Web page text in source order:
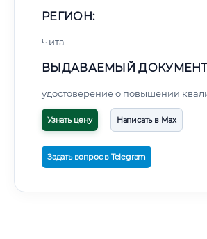
РЕГИОН:
Чита
ВЫДАВАЕМЫЙ
удостоверение о повышении
Узнать цену Написать в Max
Задать вопрос в Telegram